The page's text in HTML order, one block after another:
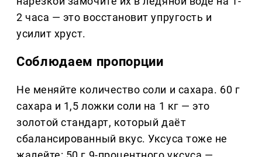
2 часа — это восстановит упругость и
усилит хруст.
Соблюдаем пропорции
Не меняйте количество соли и сахара. 60 г
сахара и 1,5 ложки соли на 1 кг — это
золотой стандарт, который даёт
сбалансированный вкус. Уксуса тоже не